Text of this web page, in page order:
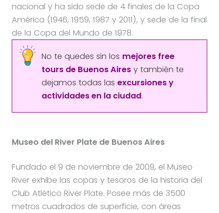
nacional y ha sido sede de 4 finales de la Copa
América (1946, 1959, 1987 y 2011), y sede de la final
de la Copa del Mundo de 1978.
No te quedes sin los mejores free
tours de Buenos Airesy también te
dejamos todas las excursiones y
actividades en la ciudad.
Museo del River Plate de Buenos Aires
Fundado el 9 de noviembre de 2009, el Museo
River exhibe las copas y tesoros de la historia del
Club Atlético River Plate. Posee más de 3500
metros cuadrados de superficie, con áreas